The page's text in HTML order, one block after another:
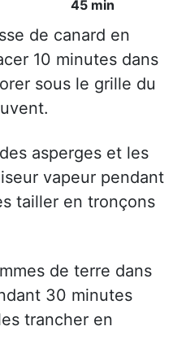
45 min
de canard en
10 minutes dans
sous le grille du
asperges et les
vapeur pendant
tailler en tronçons
de terre dans
30 minutes
trancher en